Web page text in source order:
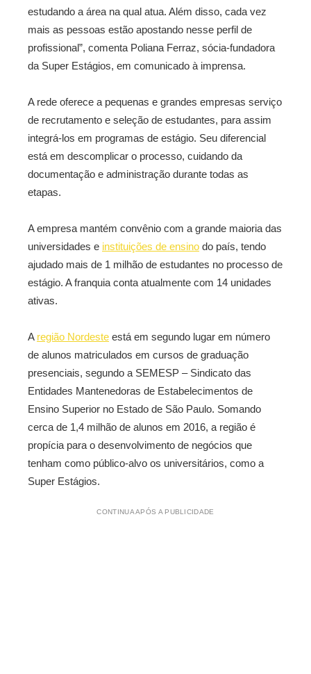
estudando a área na qual atua. Além disso, cada vez
mais as pessoas estão apostando nesse perfil de
profissional”, comenta Poliana Ferraz, sócia-fundadora
da Super Estágios, em comunicado à imprensa.
A rede oferece a pequenas e grandes empresas serviço
de recrutamento e seleção de estudantes, para assim
integrá-los em programas de estágio. Seu diferencial
está em descomplicar o processo, cuidando da
documentação e administração durante todas as
etapas.
A empresa mantém convênio com a grande maioria das
universidades e instituições de ensino do país, tendo
ajudado mais de 1 milhão de estudantes no processo de
estágio. A franquia conta atualmente com 14 unidades
ativas.
A região Nordeste está em segundo lugar em número
de alunos matriculados em cursos de graduação
presenciais, segundo a SEMESP – Sindicato das
Entidades Mantenedoras de Estabelecimentos de
Ensino Superior no Estado de São Paulo. Somando
cerca de 1,4 milhão de alunos em 2016, a região é
propícia para o desenvolvimento de negócios que
tenham como público-alvo os universitários, como a
Super Estágios.
CONTINUA APÓS A PUBLICIDADE